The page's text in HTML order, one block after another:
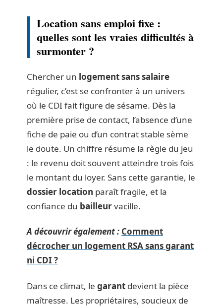
Location sans emploi fixe :
quelles sont les vraies difficultés à
surmonter ?
Chercher un logement sans salaire
régulier, c’est se confronter à un univers
où le CDI fait figure de sésame. Dès la
première prise de contact, l’absence d’une
fiche de paie ou d’un contrat stable sème
le doute. Un chiffre résume la règle du jeu
: le revenu doit souvent atteindre trois fois
le montant du loyer. Sans cette garantie, le
dossier location paraît fragile, et la
confiance du bailleurvacille.
A découvrir également : Comment
décrocher un logement RSA sans garant
ni CDI ?
Dans ce climat, le garant devient la pièce
maîtresse. Les propriétaires, soucieux de